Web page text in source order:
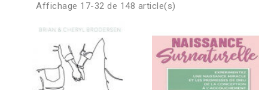
Affichage 17-32 de 148 article(s)